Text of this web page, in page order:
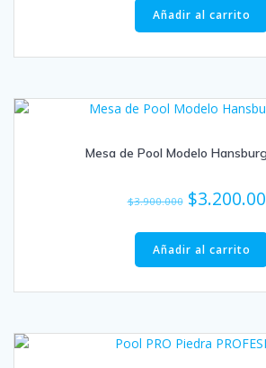
original
era:
Añadir al carrito
Mesa de Pool Modelo
$3.900.000 El
original
era:
$
Añadir al carrito